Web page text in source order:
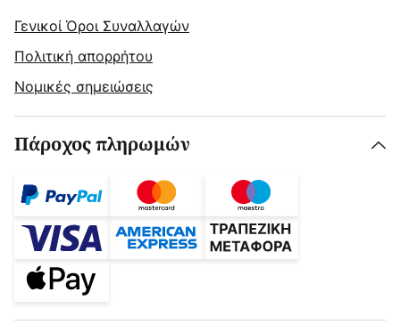
Γενικοί Όροι Συναλλαγών
Πολιτική απορρήτου
Νομικές σημειώσεις
Πάροχος πληρωμών